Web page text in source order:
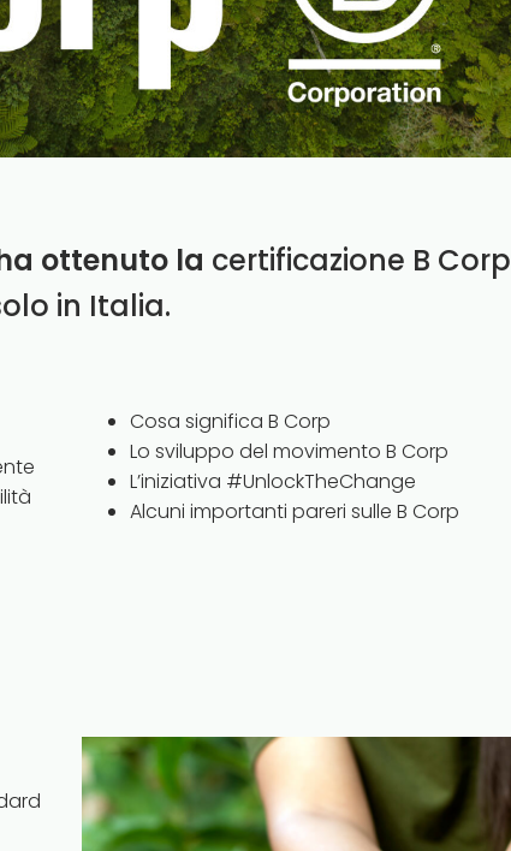
ottenuto la certificazione B Corp
in Italia.
Cosa significa B Corp
Lo sviluppo del movimento B Corp
L’iniziativa #UnlockTheChange
Alcuni importanti pareri sulle B Corp